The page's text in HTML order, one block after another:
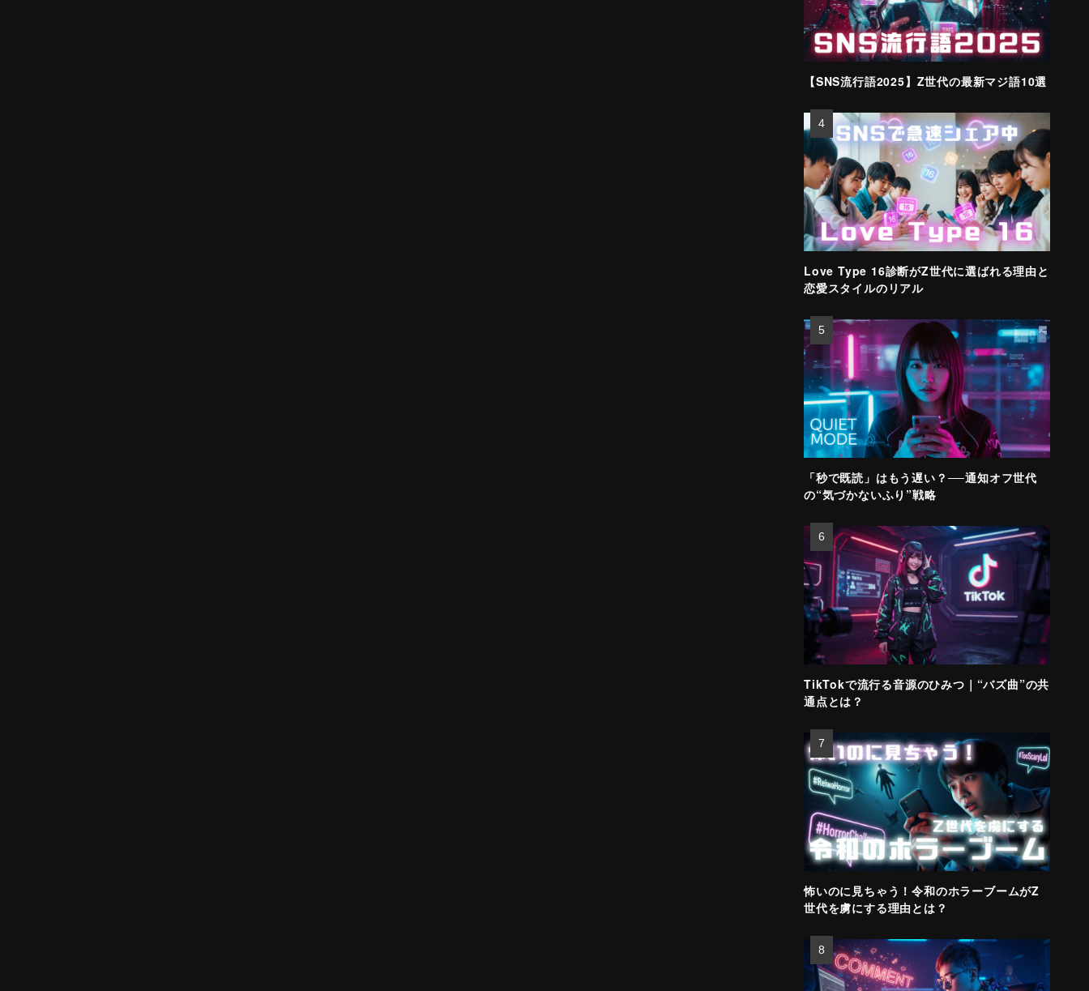
【SNS流行語2025】Z世代の最新マジ語10選
Love Type 16診断がZ世代に選ばれる理由と
恋愛スタイルのリアル
「秒で既読」はもう遅い？──通知オフ世代
の“気づかないふり”戦略
TikTokで流行る音源のひみつ｜“バズ曲”の共
通点とは？
怖いのに見ちゃう！令和のホラーブームがZ
世代を虜にする理由とは？